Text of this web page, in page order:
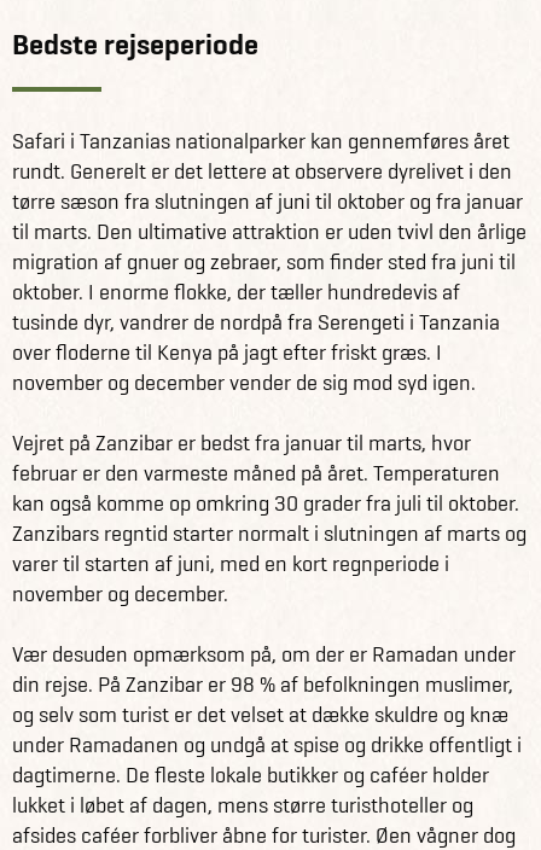
geparder.
Serengeti er med sine 15.000 km² er berømt for de
enorme dyreflokke – især gnuer, gazeller og zebraer – og
Lake Manyara byder på et væld af dyreliv, fra flodheste og
giraffer til aber og løver.
Afslut eventyret på Zanzibar, hvor paradisagtige strande
med turkisblåt vand og svajende palmer venter. Oplev
landsbyer, kæmpe landskildpadder og snorkling blandt
farverige koraller i Det Indiske Ocean.
Få information og fakta om Tanzania her
her
Bedste rejseperiode
Safari i Tanzanias nationalparker kan gennemføres året
rundt. Generelt er det lettere at observere dyrelivet i den
tørre sæson fra slutningen af juni til oktober og fra januar
til marts. Den ultimative attraktion er uden tvivl den årlige
migration af gnuer og zebraer, som finder sted fra juni til
oktober. I enorme flokke, der tæller hundredevis af
tusinde dyr, vandrer de nordpå fra Serengeti i Tanzania
over floderne til Kenya på jagt efter friskt græs. I
november og december vender de sig mod syd igen.
Vejret på Zanzibar er bedst fra januar til marts, hvor
februar er den varmeste måned på året. Temperaturen
kan også komme op omkring 30 grader fra juli til oktober.
Zanzibars regntid starter normalt i slutningen af marts og
varer til starten af juni, med en kort regnperiode i
november og december.
Vær desuden opmærksom på, om der er Ramadan under
din rejse. På Zanzibar er 98 % af befolkningen muslimer,
og selv som turist er det velset at dække skuldre og knæ
under Ramadanen og undgå at spise og drikke offentligt i
dagtimerne. De fleste lokale butikker og caféer holder
lukket i løbet af dagen, mens større turisthoteller og
afsides caféer forbliver åbne for turister. Øen vågner dog